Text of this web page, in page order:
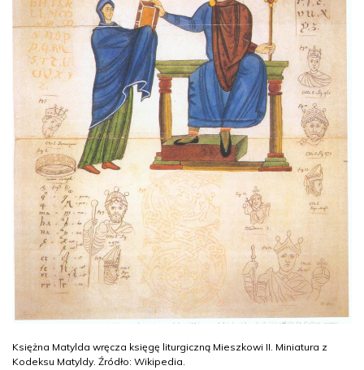
Księżna Matylda wręcza księgę liturgiczną Mieszkowi II. Miniatura z
Kodeksu Matyldy. Źródło: Wikipedia.